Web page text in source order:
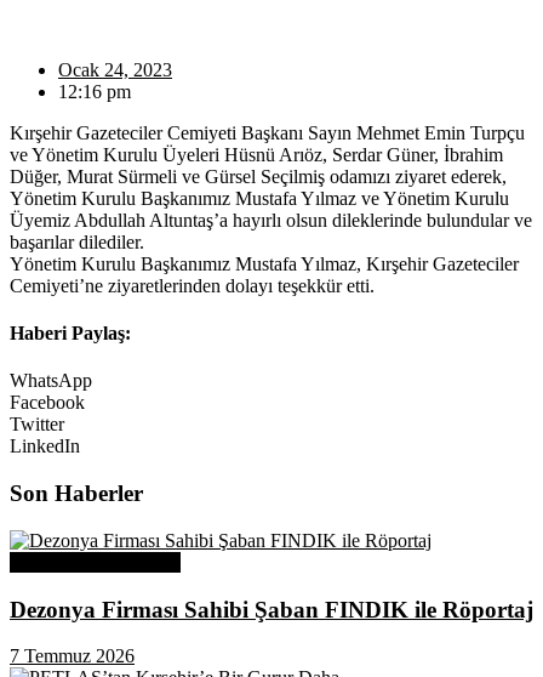
Ocak 24, 2023
12:16 pm
Kırşehir Gazeteciler Cemiyeti Başkanı Sayın Mehmet Emin Turpçu
ve Yönetim Kurulu Üyeleri Hüsnü Arıöz, Serdar Güner, İbrahim
Düğer, Murat Sürmeli ve Gürsel Seçilmiş odamızı ziyaret ederek,
Yönetim Kurulu Başkanımız Mustafa Yılmaz ve Yönetim Kurulu
Üyemiz Abdullah Altuntaş’a hayırlı olsun dileklerinde bulundular ve
başarılar dilediler.
Yönetim Kurulu Başkanımız Mustafa Yılmaz, Kırşehir Gazeteciler
Cemiyeti’ne ziyaretlerinden dolayı teşekkür etti.
Haberi Paylaş:
WhatsApp
Facebook
Twitter
LinkedIn
Son Haberler
Dezonya Firması Sahibi Şaban FINDIK ile Röportaj
7 Temmuz 2026